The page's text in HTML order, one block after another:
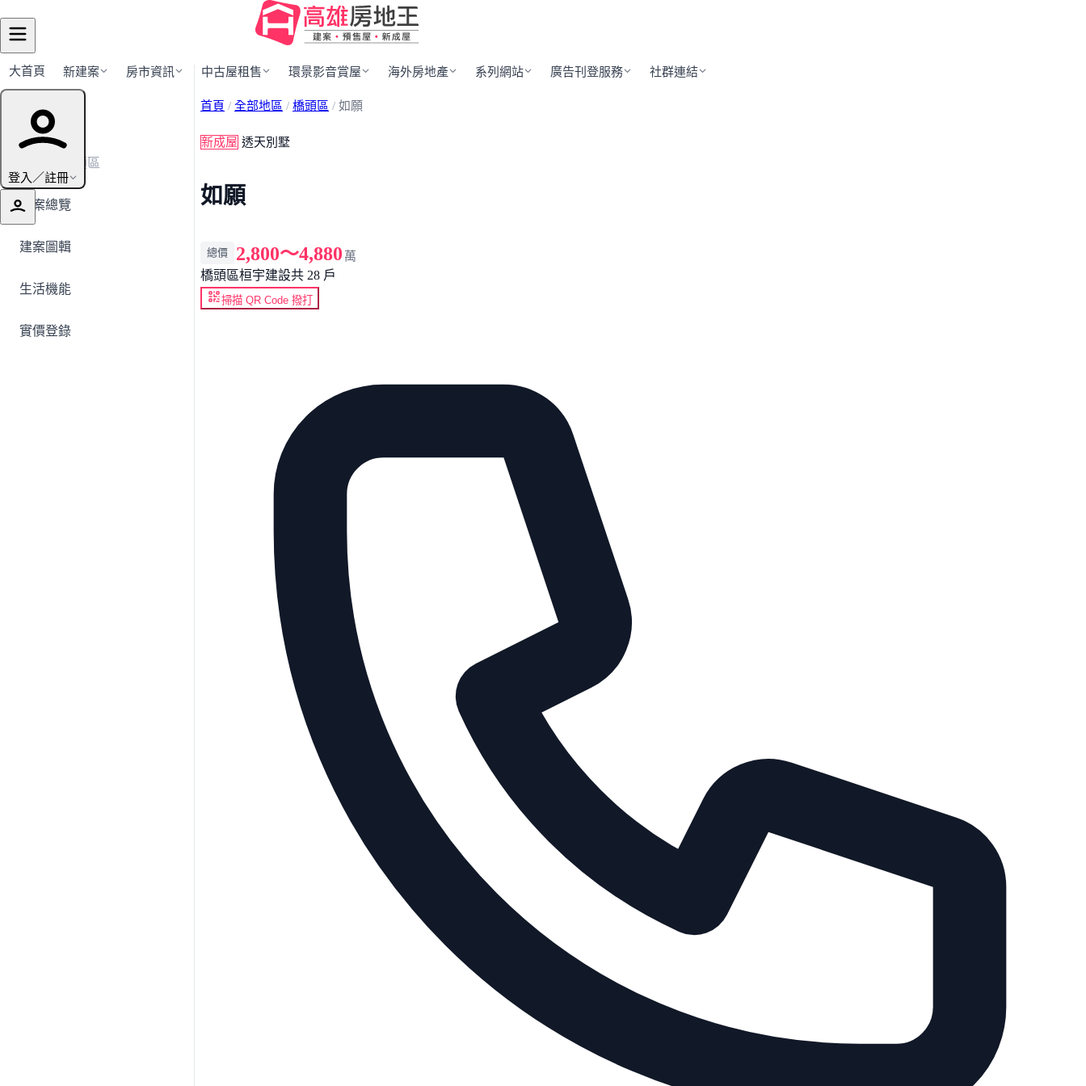
大首頁 新建案 房市資訊 中古屋租售 環景影音賞屋 海外房地產 系列網站 廣告刊登服務 社群連結
登入／註冊
建案導覽
← 返回橋頭區
建案總覽
建案圖輯
生活機能
實價登錄
首頁 / 全部地區 / 橋頭區 / 如願
新成屋 透天別墅
如願
總價 2,800～4,880 萬
橋頭區桓宇建設共 28 戶
掃描 QR Code 撥打